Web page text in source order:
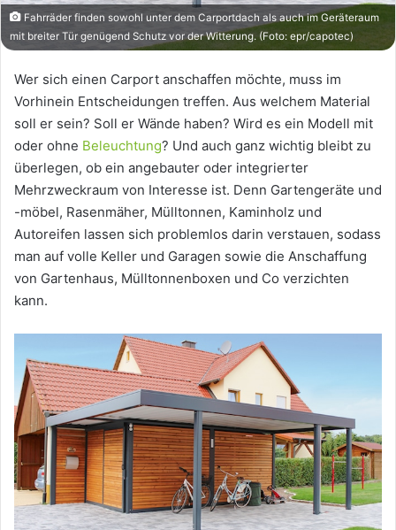
Fahrräder finden sowohl unter dem Carportdach als auch im Geräteraum
mit breiter Tür genügend Schutz vor der Witterung. (Foto: epr/capotec)
Wer sich einen Carport anschaffen möchte, muss im
Vorhinein Entscheidungen treffen. Aus welchem Material
soll er sein? Soll er Wände haben? Wird es ein Modell mit
oder ohne Beleuchtung? Und auch ganz wichtig bleibt zu
überlegen, ob ein angebauter oder integrierter
Mehrzweckraum von Interesse ist. Denn Gartengeräte und
-möbel, Rasenmäher, Mülltonnen, Kaminholz und
Autoreifen lassen sich problemlos darin verstauen, sodass
man auf volle Keller und Garagen sowie die Anschaffung
von Gartenhaus, Mülltonnenboxen und Co verzichten
kann.